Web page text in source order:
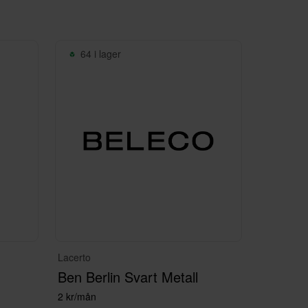
en bit av framtiden och en
64 i lager
Lacerto
Ben Berlin Svart Metall
2 kr/mån